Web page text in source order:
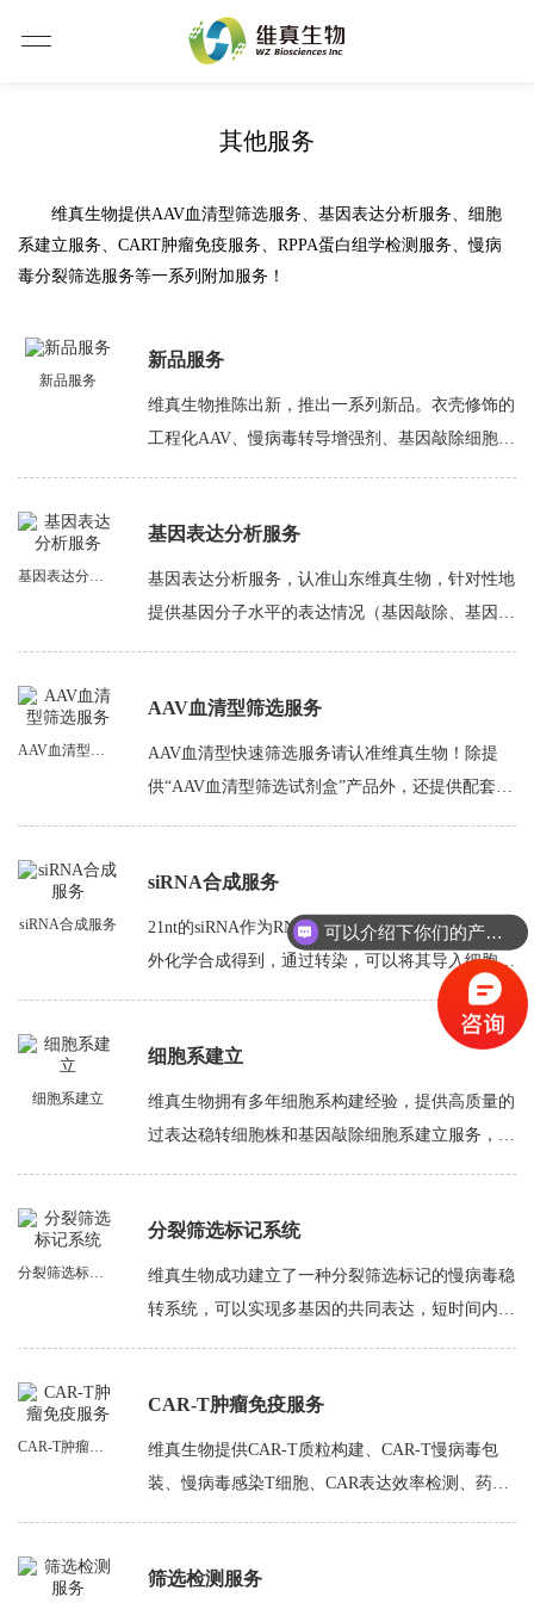
其他服务
维真生物提供AAV血清型筛选服务、基因表达分析服务、细胞
系建立服务、CART肿瘤免疫服务、RPPA蛋白组学检测服务、慢病
毒分裂筛选服务等一系列附加服务！
新品服务
新品服务
维真生物推陈出新，推出一系列新品。衣壳修饰的
工程化AAV、慢病毒转导增强剂、基因敲除细胞
基因表达分析服务
基因表达分析服务
基因表达分析服务，认准山东维真生物，针对性地
提供基因分子水平的表达情况（基因敲除、基因沉
AAV血清型筛选服务
AAV血清型筛选服务
AAV血清型快速筛选服务请认准维真生物！除提
供“AAV血清型筛选试剂盒”产品外，还提供配套的
siRNA合成服务
siRNA合成服务
21nt的siRNA作为RNA干扰的触发者，可以通过体
外化学合成得到，通过转染，可以将其导入细胞
内。siRNA与其他蛋白形成沉默复合体，最终降解
靶基因mRNA。化学合成的siRNA具有可多重敲
低、周期短，作用时间快、特异性高、成本低，操
作简单等优势。维真生物提供siRNA化学合成服
务，让基因干扰实验更高效！
细胞系建立
细胞系建立
维真生物拥有多年细胞系构建经验，提供高质量的
过表达稳转细胞株和基因敲除细胞系建立服务，数
分裂筛选标记系统
分裂筛选标记系统
维真生物成功建立了一种分裂筛选标记的慢病毒稳
转系统，可以实现多基因的共同表达，短时间内进
胞选择！
CAR-T肿瘤免疫服务
CAR-T肿瘤免疫服务
维真生物提供CAR-T质粒构建、CAR-T慢病毒包
装、慢病毒感染T细胞、CAR表达效率检测、药效
前研究！
筛选检测服务
可以介绍下你们的产品么？